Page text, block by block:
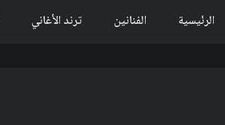
الرئيسية الفنانين ترند الأغاني